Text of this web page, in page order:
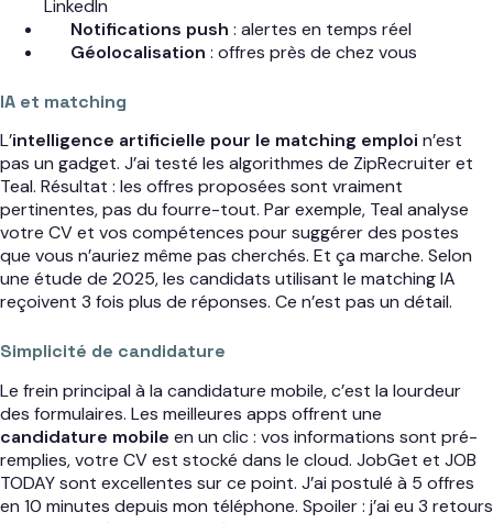
LinkedIn
Notifications push : alertes en temps réel
Géolocalisation : offres près de chez vous
IA et matching
L’intelligence artificielle pour le matching emploi n’est
pas un gadget. J’ai testé les algorithmes de ZipRecruiter et
Teal. Résultat : les offres proposées sont vraiment
pertinentes, pas du fourre-tout. Par exemple, Teal analyse
votre CV et vos compétences pour suggérer des postes
que vous n’auriez même pas cherchés. Et ça marche. Selon
une étude de 2025, les candidats utilisant le matching IA
reçoivent 3 fois plus de réponses. Ce n’est pas un détail.
Simplicité de candidature
Le frein principal à la candidature mobile, c’est la lourdeur
des formulaires. Les meilleures apps offrent une
candidature mobile en un clic : vos informations sont pré-
remplies, votre CV est stocké dans le cloud. JobGet et JOB
TODAY sont excellentes sur ce point. J’ai postulé à 5 offres
en 10 minutes depuis mon téléphone. Spoiler : j’ai eu 3 retours